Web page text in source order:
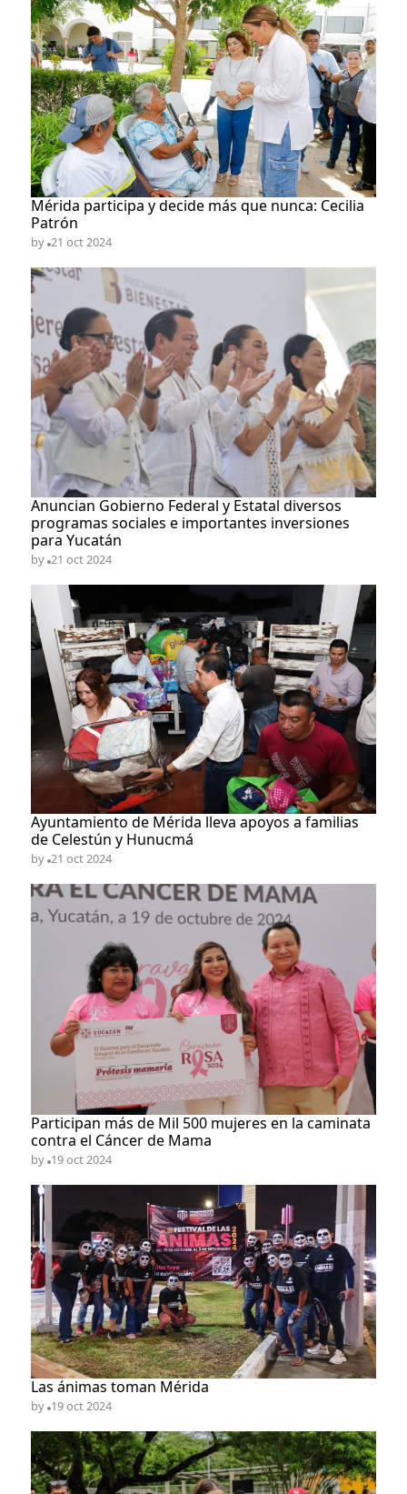
Mérida participa y decide más que nunca: Cecilia
Patrón
by 21 oct 2024
​Anuncian Gobierno Federal y Estatal diversos
programas sociales e importantes inversiones
para Yucatán
by 21 oct 2024
Ayuntamiento de Mérida lleva apoyos a familias
de Celestún y Hunucmá
by 21 oct 2024
Participan más de Mil 500 mujeres en la caminata
contra el Cáncer de Mama
by 19 oct 2024
Las ánimas toman Mérida
by 19 oct 2024